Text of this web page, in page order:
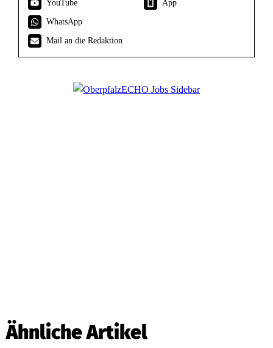
YouTube
App
WhatsApp
Mail an die Redaktion
Ähnliche Artikel